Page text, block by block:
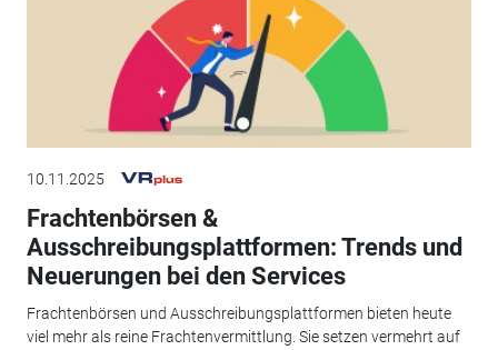
10.11.2025
Frachtenbörsen &
Ausschreibungsplattformen: Trends und
Neuerungen bei den Services
Frachtenbörsen und Ausschreibungsplattformen bieten heute
viel mehr als reine Frachtenvermittlung. Sie setzen vermehrt auf